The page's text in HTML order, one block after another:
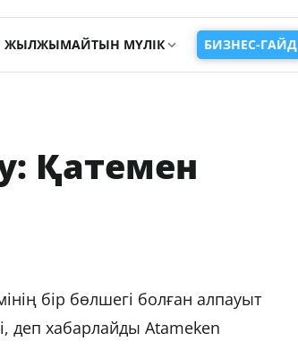
ЖЫЛЖЫМАЙТЫН МҮЛІК БИЗНЕС-ГАЙД
Қатемен
бір бөлшегі болған алпауыт
деп хабарлайды Atameken